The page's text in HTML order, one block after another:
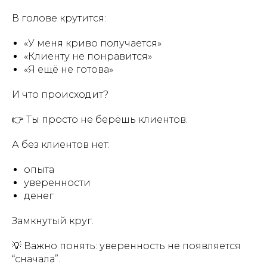
В голове крутится:
«У меня криво получается»
«Клиенту не понравится»
«Я ещё не готова»
И что происходит?
👉 Ты просто не берёшь клиентов.
А без клиентов нет:
опыта
уверенности
денег
Замкнутый круг.
💡 Важно понять: уверенность не появляется
“сначала”.